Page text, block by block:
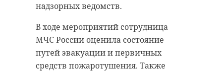
надзорных ведомств.
В ходе мероприятий сотрудница
МЧС России оценила состояние
путей эвакуации и первичных
средств пожаротушения. Также